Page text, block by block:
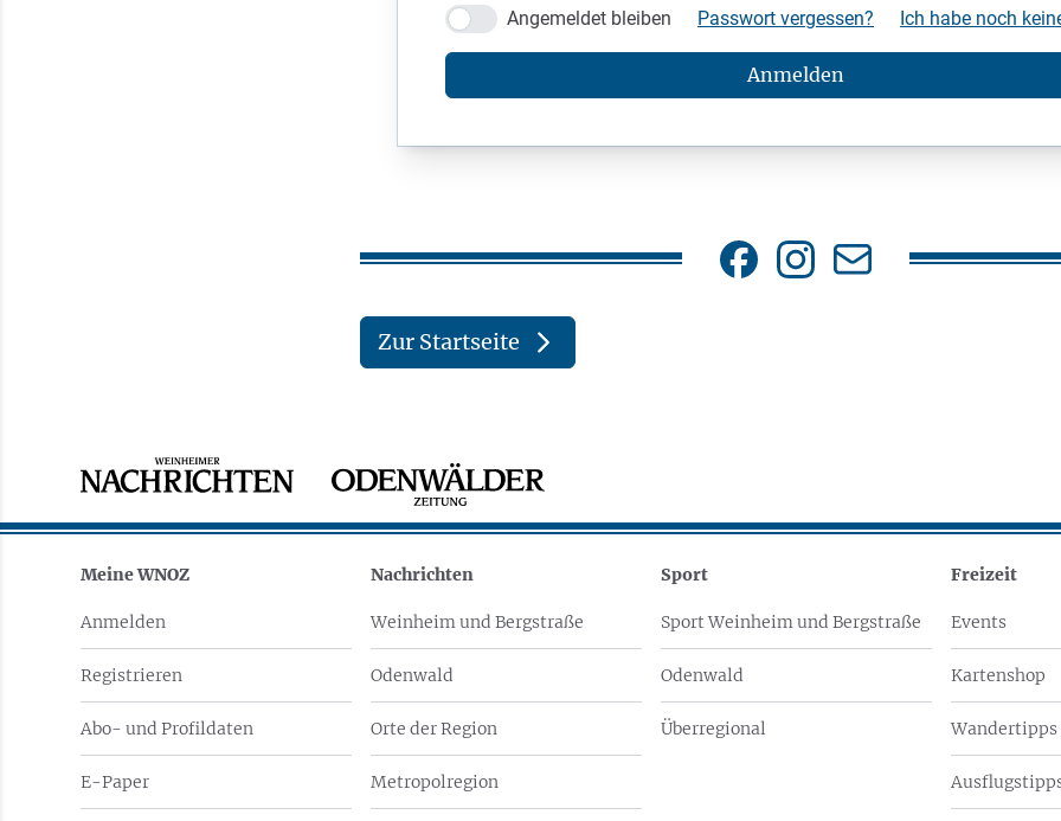
Angemeldet bleiben Passwort vergessen? Ich habe noch
Anmelden
Zur Startseite
Meine WNOZ
Anmelden
Registrieren
Abo- und Profildaten
E-Paper
Nachrichten
Weinheim und Bergstraße
Odenwald
Orte der Region
Metropolregion
Sport
Sport Weinheim und Bergstraße
Odenwald
Überregional
Freizeit
Events
Kartenshop
Wandertipps